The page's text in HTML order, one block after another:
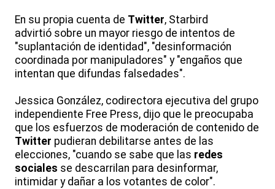
En su propia cuenta de Twitter, Starbird
advirtió sobre un mayor riesgo de intentos de
"suplantación de identidad", "desinformación
coordinada por manipuladores" y "engaños que
intentan que difundas falsedades".
Jessica González, codirectora ejecutiva del grupo
independiente Free Press, dijo que le preocupaba
que los esfuerzos de moderación de contenido de
Twitter pudieran debilitarse antes de las
elecciones, "cuando se sabe que las redes
sociales se descarrilan para desinformar,
intimidar y dañar a los votantes de color".